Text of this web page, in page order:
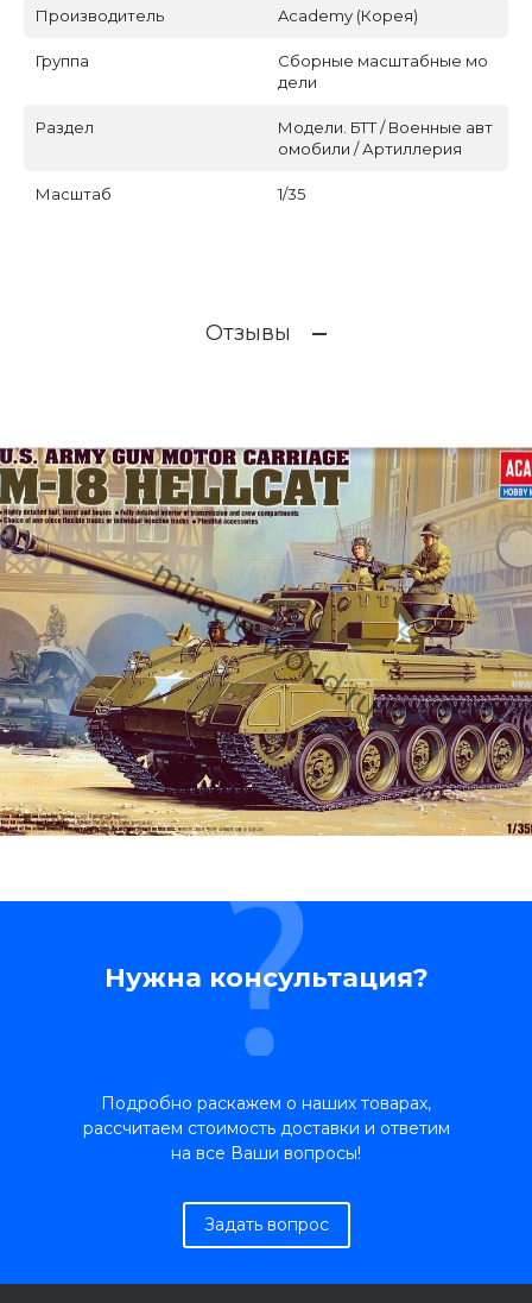
Производитель Academy (Корея)
Группа
Сборные масштабные мо
дели
Раздел
Модели. БТТ / Военные авт
омобили / Артиллерия
Масштаб 1/35
Отзывы
Нужна консультация?
Подробно раскажем о наших товарах,
рассчитаем стоимость доставки и ответим
на все Ваши вопросы!
Задать вопрос